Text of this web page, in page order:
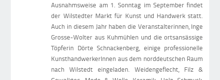
Ausnahmsweise am 1. Sonntag im September findet
der Wilstedter Markt für Kunst und Handwerk statt.
Auch in diesem Jahr haben die Veranstalterinnen, Inge
Grosse-Wolter aus Kuhmühlen und die ortsansässige
Töpferin Dörte Schnackenberg, einige professionelle
KunsthandwerkerInnen aus dem norddeutschen Raum
nach Wilstedt eingeladen. Weidengeflecht, Filz &